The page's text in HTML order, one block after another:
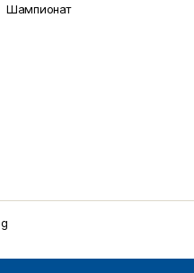
Шампионат